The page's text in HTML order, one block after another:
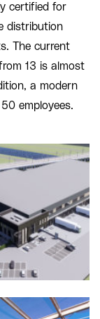
certified for
distribution
The current
13 is almost
a modern
employees.